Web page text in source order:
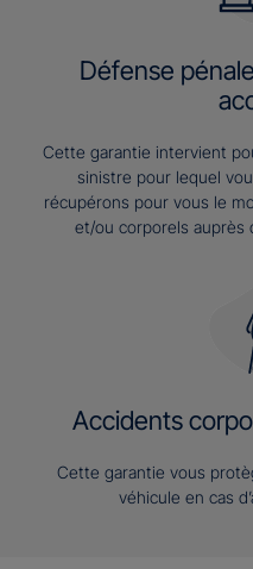
Défense
Cette garantie intervient
sinistre pour lequel
récupérons pour vous le
et/ou corporels auprès
Accidents
Cette garantie vous
véhicule en cas